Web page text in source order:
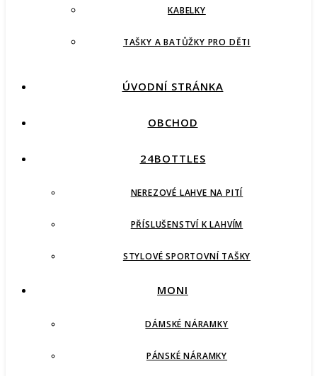
KABELKY
TAŠKY A BATŮŽKY PRO DĚTI
ÚVODNÍ STRÁNKA
OBCHOD
24BOTTLES
NEREZOVÉ LAHVE NA PITÍ
PŘÍSLUŠENSTVÍ K LAHVÍM
STYLOVÉ SPORTOVNÍ TAŠKY
MONI
DÁMSKÉ NÁRAMKY
PÁNSKÉ NÁRAMKY